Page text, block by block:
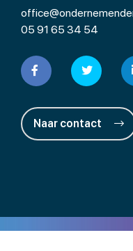
05 91 65 34 54
Naar contact